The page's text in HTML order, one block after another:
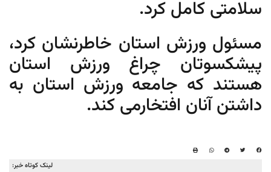
سلامتی کامل کرد.
مسئول ورزش استان خاطرنشان کرد،
پیشکسوتان چراغ ورزش استان
هستند که جامعه ورزش استان به
داشتن آنان افتخارمی کند.
لینک کوتاه خبر: